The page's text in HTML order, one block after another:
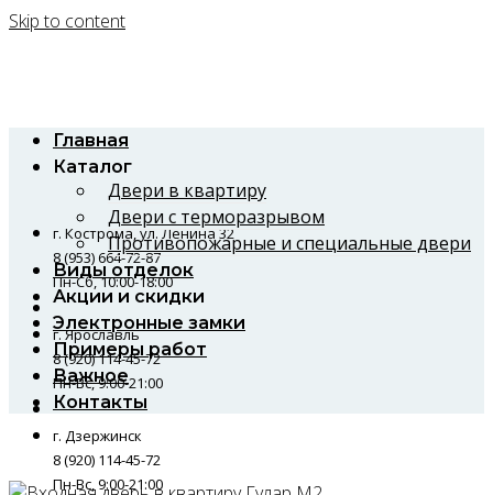
Skip to content
г. Кострома, ул. Ленина 32
8 (953) 664-72-87
Пн-Сб, 10:00-18:00
г. Ярославль
8 (920) 114-45-72
Пн-Вс, 9:00-21:00
г. Дзержинск
8 (920) 114-45-72
Пн-Вс, 9:00-21:00
Главная
Каталог
Двери в квартиру
Двери с терморазрывом
Противопожарные и специальные двери
Виды отделок
Акции и скидки
Электронные замки
Примеры работ
Важное
Контакты